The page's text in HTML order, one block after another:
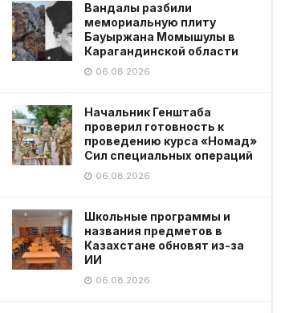
Вандалы разбили
мемориальную плиту
Бауыржана Момышулы в
Карагандинской области
06.08.2026
Начальник Генштаба
проверил готовность к
проведению курса «Номад»
Сил специальных операций
06.08.2026
Школьные программы и
названия предметов в
Казахстане обновят из-за
ИИ
06.08.2026